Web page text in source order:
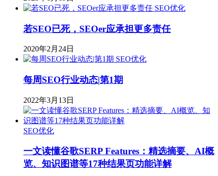
SEO优化
若SEO已死，SEOer应承担更多责任
2020年2月24日
SEO优化
每周SEO行业动态|第1期
2022年3月13日
SEO优化
一文读懂谷歌SERP Features：精选摘要、AI概
览、知识图谱等17种结果页功能详解